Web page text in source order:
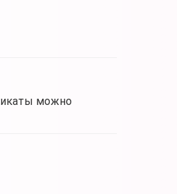
можно